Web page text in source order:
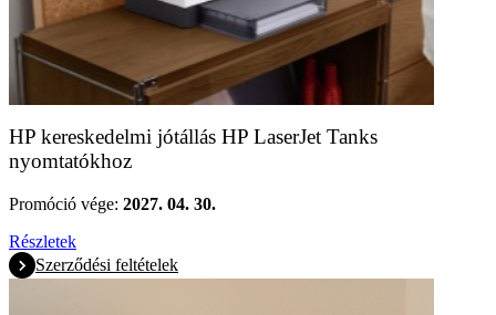
HP kereskedelmi jótállás HP LaserJet Tanks
nyomtatókhoz
Promóció vége: 2027. 04. 30.
Részletek
Szerződési feltételek